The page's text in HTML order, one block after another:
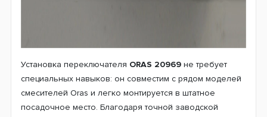
Установка переключателя ORAS 20969 не требует
специальных навыков: он совместим с рядом моделей
смесителей Oras и легко монтируется в штатное
посадочное место. Благодаря точной заводской